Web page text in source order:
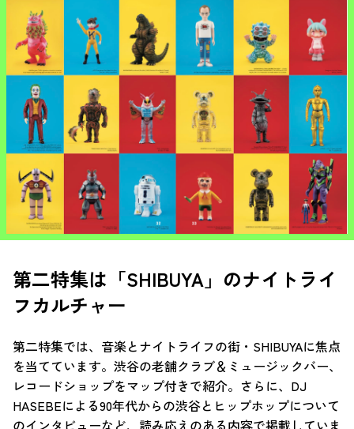
第二特集は「SHIBUYA」のナイトライ
フカルチャー
第二特集では、音楽とナイトライフの街・SHIBUYAに焦点
を当てています。渋谷の老舗クラブ＆ミュージックバー、
レコードショップをマップ付きで紹介。さらに、DJ
HASEBEによる90年代からの渋谷とヒップホップについて
のインタビューなど、読み応えのある内容で掲載していま